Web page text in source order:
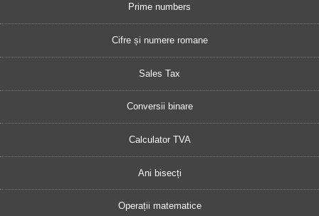
Prime numbers
Cifre și numere romane
Sales Tax
Conversii binare
Calculator TVA
Ani bisecți
Operații matematice